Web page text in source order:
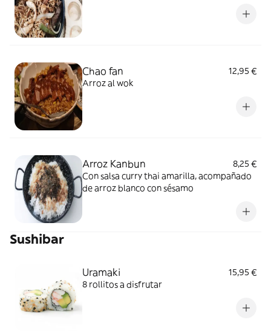
Chao fan
12,95 €
Arroz al wok
Arroz Kanbun
8,25 €
Con salsa curry thai amarilla, acompañado
de arroz blanco con sésamo
Sushibar
Uramaki
15,95 €
8 rollitos a disfrutar